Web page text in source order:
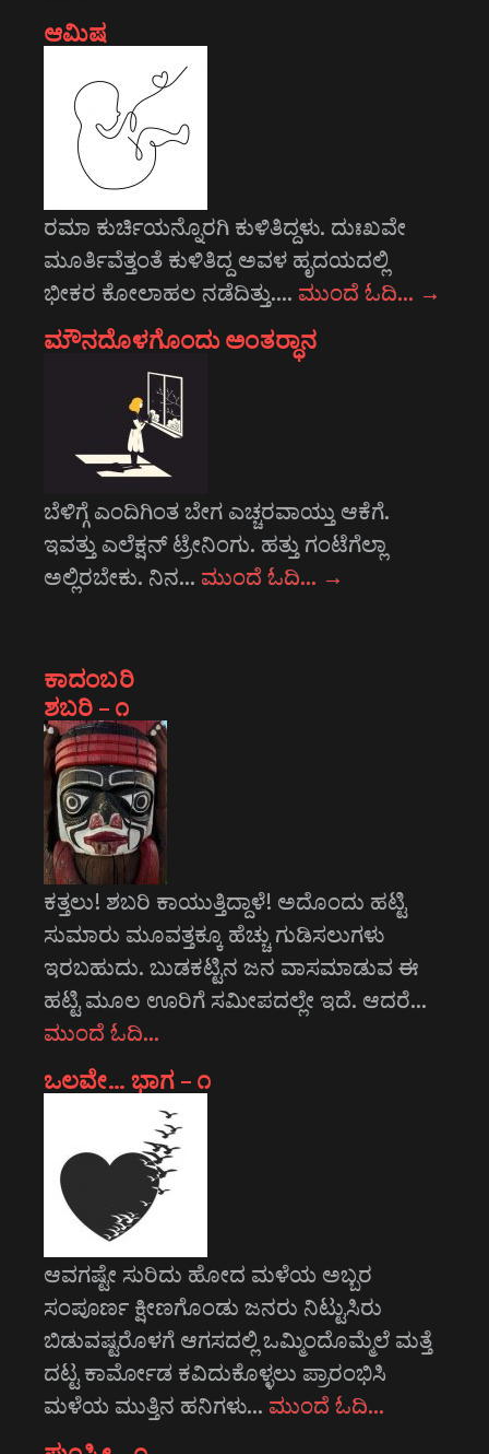
ಆಮಿಷ
ರಮಾ ಕುರ್ಚಿಯನ್ನೊರಗಿ ಕುಳಿತಿದ್ದಳು. ದುಃಖವೇ
ಮೂರ್ತಿವೆತ್ತಂತೆ ಕುಳಿತಿದ್ದ ಅವಳ ಹೃದಯದಲ್ಲಿ
ಭೀಕರ ಕೋಲಾಹಲ ನಡೆದಿತ್ತು.… ಮುಂದೆ ಓದಿ… →
ಮೌನದೊಳಗೊಂದು ಅಂತರ್‍ಧಾನ
ಬೆಳಿಗ್ಗೆ ಎಂದಿಗಿಂತ ಬೇಗ ಎಚ್ಚರವಾಯ್ತು ಆಕೆಗೆ.
ಇವತ್ತು ಎಲೆಕ್ಷನ್ ಟ್ರೇನಿಂಗು. ಹತ್ತು ಗಂಟೆಗೆಲ್ಲಾ
ಅಲ್ಲಿರಬೇಕು. ನಿನ… ಮುಂದೆ ಓದಿ… →
ಕಾದಂಬರಿ
ಶಬರಿ – ೧
ಕತ್ತಲು! ಶಬರಿ ಕಾಯುತ್ತಿದ್ದಾಳೆ! ಅದೊಂದು ಹಟ್ಟಿ
ಸುಮಾರು ಮೂವತ್ತಕ್ಕೂ ಹೆಚ್ಚು ಗುಡಿಸಲುಗಳು
ಇರಬಹುದು. ಬುಡಕಟ್ಟಿನ ಜನ ವಾಸಮಾಡುವ ಈ
ಹಟ್ಟಿ ಮೂಲ ಊರಿಗೆ ಸಮೀಪದಲ್ಲೇ ಇದೆ. ಆದರೆ…
ಮುಂದೆ ಓದಿ…
ಒಲವೇ… ಭಾಗ – ೧
ಆವಗಷ್ಟೇ ಸುರಿದು ಹೋದ ಮಳೆಯ ಅಬ್ಬರ
ಸಂಪೂರ್ಣ ಕ್ಷೀಣಗೊಂಡು ಜನರು ನಿಟ್ಟುಸಿರು
ಬಿಡುವಷ್ಟರೊಳಗೆ ಆಗಸದಲ್ಲಿ ಒಮ್ಮಿಂದೊಮ್ಮೆಲೆ ಮತ್ತೆ
ದಟ್ಟ ಕಾರ್ಮೋಡ ಕವಿದುಕೊಳ್ಳಲು ಪ್ರಾರಂಭಿಸಿ
ಮಳೆಯ ಮುತ್ತಿನ ಹನಿಗಳು… ಮುಂದೆ ಓದಿ…